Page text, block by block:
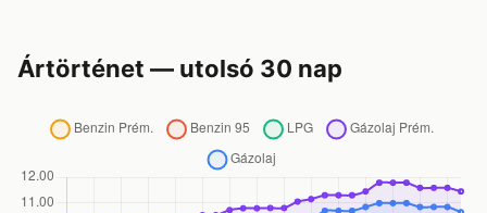
Ártörténet — utolsó 30 nap